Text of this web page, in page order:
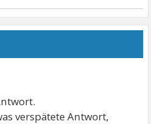
verspätete Antwort,